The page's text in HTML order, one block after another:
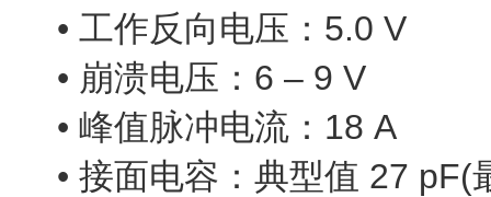
• 工作反向电压：5.0 V
• 崩溃电压：6 – 9 V
• 峰值脉冲电流：18 A
• 接面电容：典型值 27 pF(